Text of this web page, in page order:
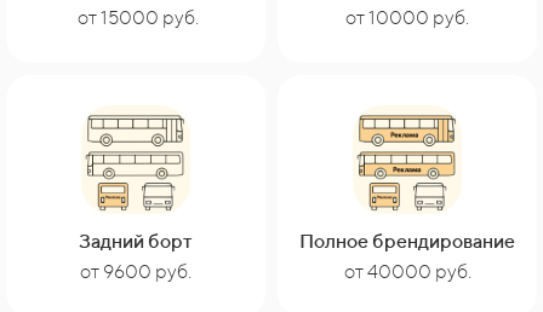
от 15000 руб.
от 10000 руб.
Задний борт
от 9600 руб.
Полное брендирование
от 40000 руб.